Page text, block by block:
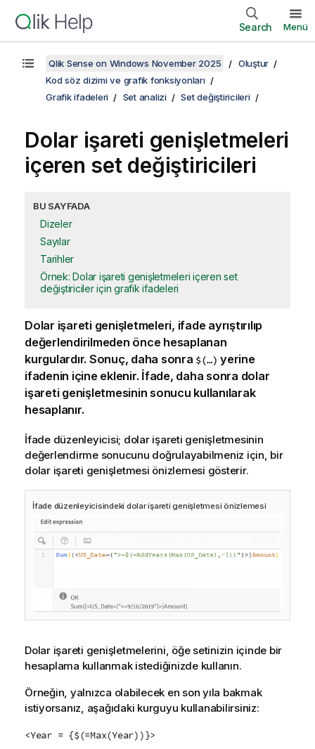
Search Menü
Qlik Sense on Windows November 2025
Oluştur
Kod söz dizimi ve grafik fonksiyonları
Grafik ifadeleri
Set analizi Set değiştiricileri
Dolar işareti genişletmeleri
içeren set değiştiricileri
BU SAYFADA
Dizeler
Sayılar
Tarihler
Örnek: Dolar işareti genişletmeleri içeren set
değiştiriciler için grafik ifadeleri
Dolar işareti genişletmeleri, ifade ayrıştırılıp
değerlendirilmeden önce hesaplanan
kurgulardır. Sonuç, daha sonra $(…) yerine
ifadenin içine eklenir. İfade, daha sonra dolar
işareti genişletmesinin sonucu kullanılarak
hesaplanır.
İfade düzenleyicisi; dolar işareti genişletmesinin
değerlendirme sonucunu doğrulayabilmeniz için, bir
dolar işareti genişletmesi önizlemesi gösterir.
İfade düzenleyicisindeki dolar işareti genişletmesi önizlemesi
Dolar işareti genişletmelerini, öğe setinizin içinde bir
hesaplama kullanmak istediğinizde kullanın.
Örneğin, yalnızca olabilecek en son yıla bakmak
istiyorsanız, aşağıdaki kurguyu kullanabilirsiniz:
<Year = {$(=Max(Year))}>